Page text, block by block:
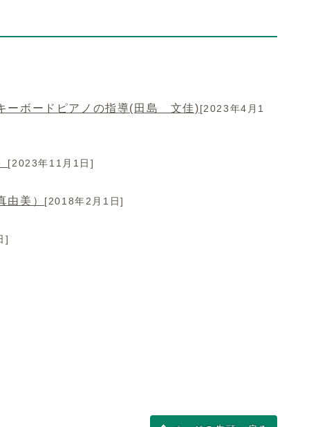
ーボードピアノの指導(田島 文佳)[2023年4月1
[2023年11月1日]
美） [2018年2月1日]
]